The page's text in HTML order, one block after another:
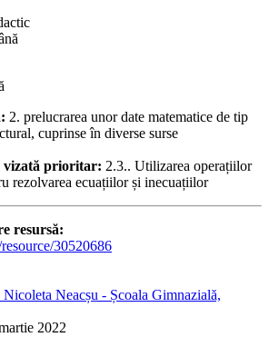
2. prelucrarea unor date matematice de tip
cuprinse în diverse surse
vizată prioritar: 2.3.. Utilizarea operațiilor
rezolvarea ecuațiilor și inecuațiilor
resursă:
30520686
Neacșu - Școala Gimnazială,
2022